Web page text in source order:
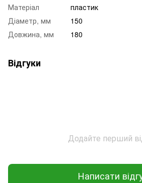
Матеріал
пластик
Діаметр, мм
150
Довжина, мм
180
Відгуки
Додайте перший
Написати